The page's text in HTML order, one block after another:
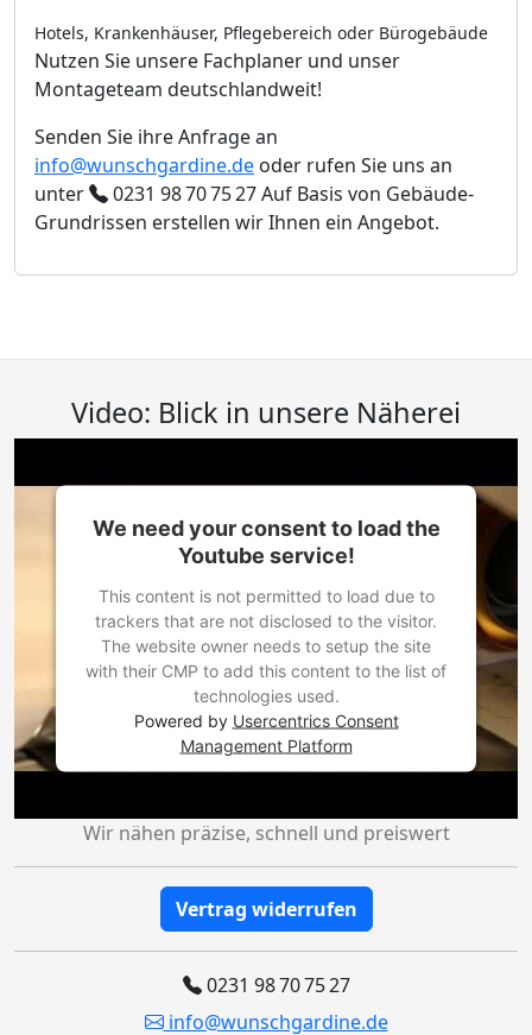
Hotels, Krankenhäuser, Pflegebereich oder Bürogebäude
Nutzen Sie unsere Fachplaner und unser
Montageteam deutschlandweit!
Senden Sie ihre Anfrage an
info@wunschgardine.de oder rufen Sie uns an
unter
0231 98 70 75 27Auf Basis von Gebäude-
Grundrissen erstellen wir Ihnen ein Angebot.
Video: Blick in unsere Näherei
We need your consent to load the
Youtube service!
This content is not permitted to load due to
trackers that are not disclosed to the visitor.
The website owner needs to setup the site
with their CMP to add this content to the list of
technologies used.
Powered by Usercentrics Consent
Management Platform
Wir nähen präzise, schnell und preiswert
Vertrag widerrufen
0231 98 70 75 27
info@wunschgardine.de